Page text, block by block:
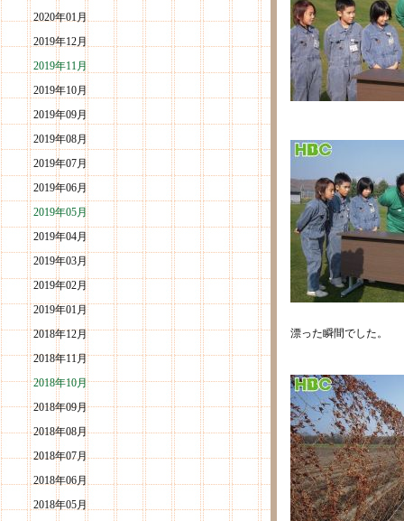
2020年01月
2019年12月
2019年11月
2019年10月
2019年09月
2019年08月
2019年07月
2019年06月
2019年05月
2019年04月
2019年03月
2019年02月
2019年01月
2018年12月
2018年11月
2018年10月
2018年09月
2018年08月
2018年07月
2018年06月
2018年05月
漂った瞬間でした。